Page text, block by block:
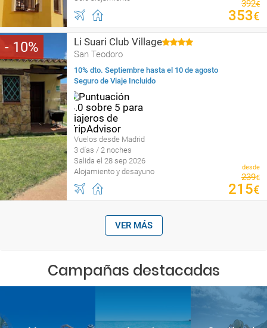
392€
353€
10 Li Suari Club Village
San Teodoro
10% dto. Septiembre hasta el 10 de agosto
Seguro de Viaje Incluido
Vuelos desde Madrid
3 días / 2 noches
Salida el 28 sep 2026
Alojamiento y desayuno
desde
239€
215€
VER MÁS
Campañas destacadas